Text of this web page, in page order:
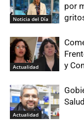
Noticia del Día
por
Actualidad
y
Actualidad